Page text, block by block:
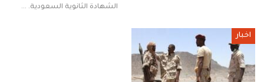
الشهادة الثانوية السعودية. …
اخبار